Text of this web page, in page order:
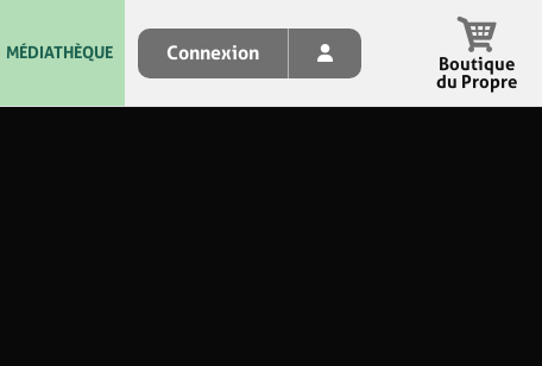
MÉDIATHÈQUE Connexion
Boutique
du Propre